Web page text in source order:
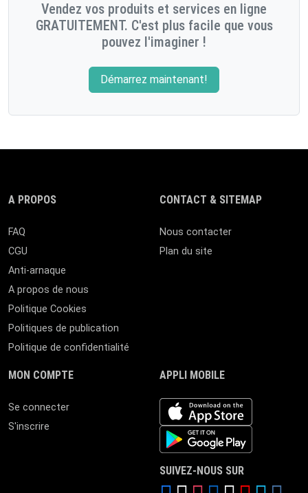
Vendez vos produits et services en ligne
GRATUITEMENT. C'est plus facile que vous
pouvez l'imaginer !
Démarrez maintenant!
A PROPOS
FAQ
CGU
Anti-arnaque
A propos de nous
Politique Cookies
Politiques de publication
Politique de confidentialité
CONTACT & SITEMAP
Nous contacter
Plan du site
MON COMPTE
Se connecter
S'inscrire
APPLI MOBILE
iOS app
Android App
SUIVEZ-NOUS SUR